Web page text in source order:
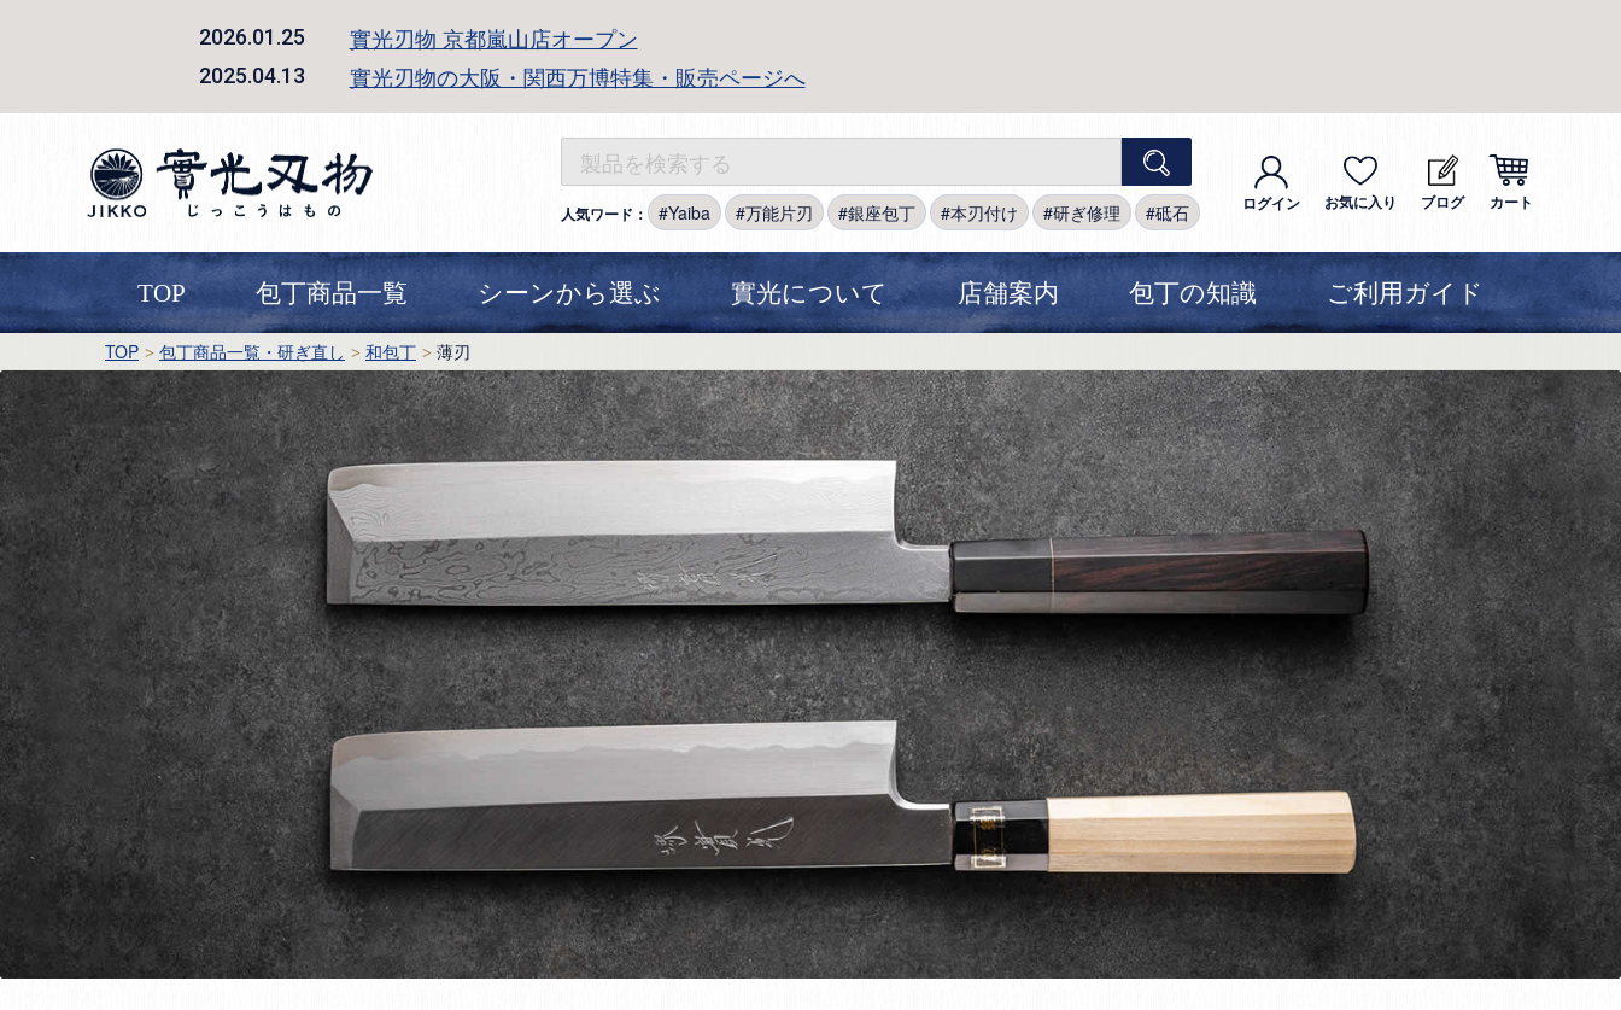
2026.01.25 實光刃物 京都嵐山店オープン
2025.04.13 實光刃物の大阪・関西万博特集・販売ページへ
人気ワード： Yaiba 万能片刃 銀座包丁 本刃付け 研ぎ修理 砥石 ログイン お気に入り ブログ カート
TOP 包丁商品一覧 シーンから選ぶ 實光について 店舗案内 包丁の知識 ご利用ガイド
TOP 包丁商品一覧・研ぎ直し 和包丁 薄刃